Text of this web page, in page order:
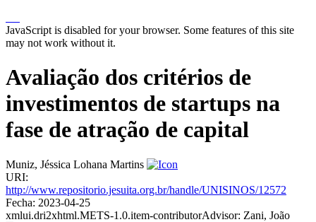
JavaScript is disabled for your browser. Some features of this site
may not work without it.
Avaliação dos critérios de
investimentos de startups na
fase de atração de capital
Muniz, Jéssica Lohana Martins
URI:
http://www.repositorio.jesuita.org.br/handle/UNISINOS/12572
Fecha: 2023-04-25
xmlui.dri2xhtml.METS-1.0.item-contributorAdvisor: Zani, João